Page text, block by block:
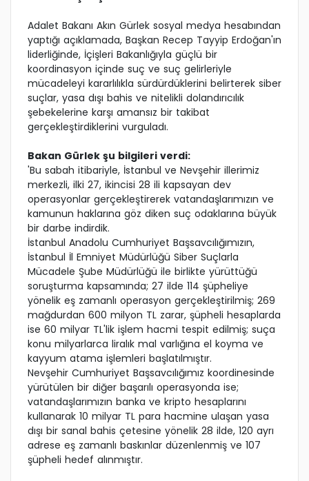
Adalet Bakanı Akın Gürlek sosyal medya hesabından
yaptığı açıklamada, Başkan Recep Tayyip Erdoğan'ın
liderliğinde, İçişleri Bakanlığıyla güçlü bir
koordinasyon içinde suç ve suç gelirleriyle
mücadeleyi kararlılıkla sürdürdüklerini belirterek siber
suçlar, yasa dışı bahis ve nitelikli dolandırıcılık
şebekelerine karşı amansız bir takibat
gerçekleştirdiklerini vurguladı.
Bakan Gürlek şu bilgileri verdi:
'Bu sabah itibariyle, İstanbul ve Nevşehir illerimiz
merkezli, ilki 27, ikincisi 28 ili kapsayan dev
operasyonlar gerçekleştirerek vatandaşlarımızın ve
kamunun haklarına göz diken suç odaklarına büyük
bir darbe indirdik.
İstanbul Anadolu Cumhuriyet Başsavcılığımızın,
İstanbul İl Emniyet Müdürlüğü Siber Suçlarla
Mücadele Şube Müdürlüğü ile birlikte yürüttüğü
soruşturma kapsamında; 27 ilde 114 şüpheliye
yönelik eş zamanlı operasyon gerçekleştirilmiş; 269
mağdurdan 600 milyon TL zarar, şüpheli hesaplarda
ise 60 milyar TL'lik işlem hacmi tespit edilmiş; suça
konu milyarlarca liralık mal varlığına el koyma ve
kayyum atama işlemleri başlatılmıştır.
Nevşehir Cumhuriyet Başsavcılığımız koordinesinde
yürütülen bir diğer başarılı operasyonda ise;
vatandaşlarımızın banka ve kripto hesaplarını
kullanarak 10 milyar TL para hacmine ulaşan yasa
dışı bir sanal bahis çetesine yönelik 28 ilde, 120 ayrı
adrese eş zamanlı baskınlar düzenlenmiş ve 107
şüpheli hedef alınmıştır.